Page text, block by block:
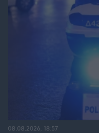
08.08.2026, 18:57